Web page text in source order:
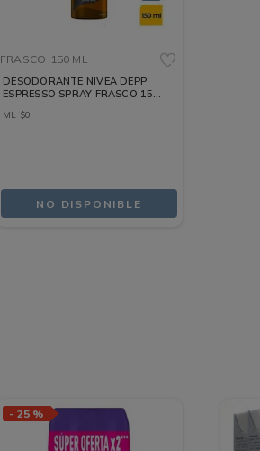
FRASCO 150 ML
DESODORANTE NIVEA DEPP
ESPRESSO SPRAY FRASCO 150
ML $0
NO DISPONIBLE
- 25 %